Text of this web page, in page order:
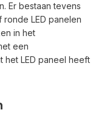
Er bestaan tevens
ronde LED panelen
in het
een
het LED paneel heeft